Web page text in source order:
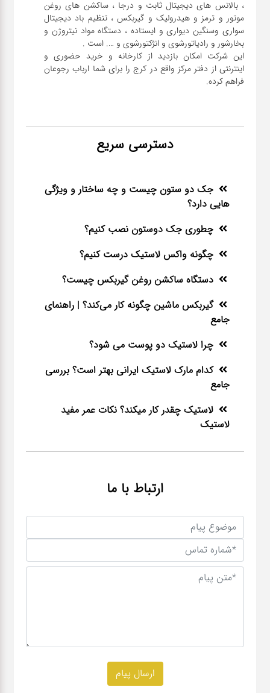
، بالانس های دیجیتال ثابت و درجا ، ساکشن های روغن
موتور و ترمز و هیدرولیک و گیربکس ، تنظیم باد دیجیتال
سواری و‌سنگین دیواری و ایستاده ، دستگاه مواد نیتروژن و
این شرکت امکان بازدید از کارخانه و خرید حضوری و
اینترنتی از دفتر مرکز واقع در کرج را برای شما ارباب رجوعان
فراهم کرده.
دسترسی سریع
جک دو ستون چیست و چه ساختار و ویژگی
هایی دارد؟
چطوری جک دوستون نصب کنیم؟
چگونه واکس لاستیک درست کنیم؟
دستگاه ساکشن روغن گیربکس چیست؟
گیربکس ماشین چگونه کار می‌کند؟ | راهنمای
جامع
چرا لاستیک دو پوست می شود؟
کدام مارک لاستیک ایرانی بهتر است؟ بررسی
جامع
لاستیک چقدر کار میکند؟ نکات عمر مفید
لاستیک
ارتباط با ما